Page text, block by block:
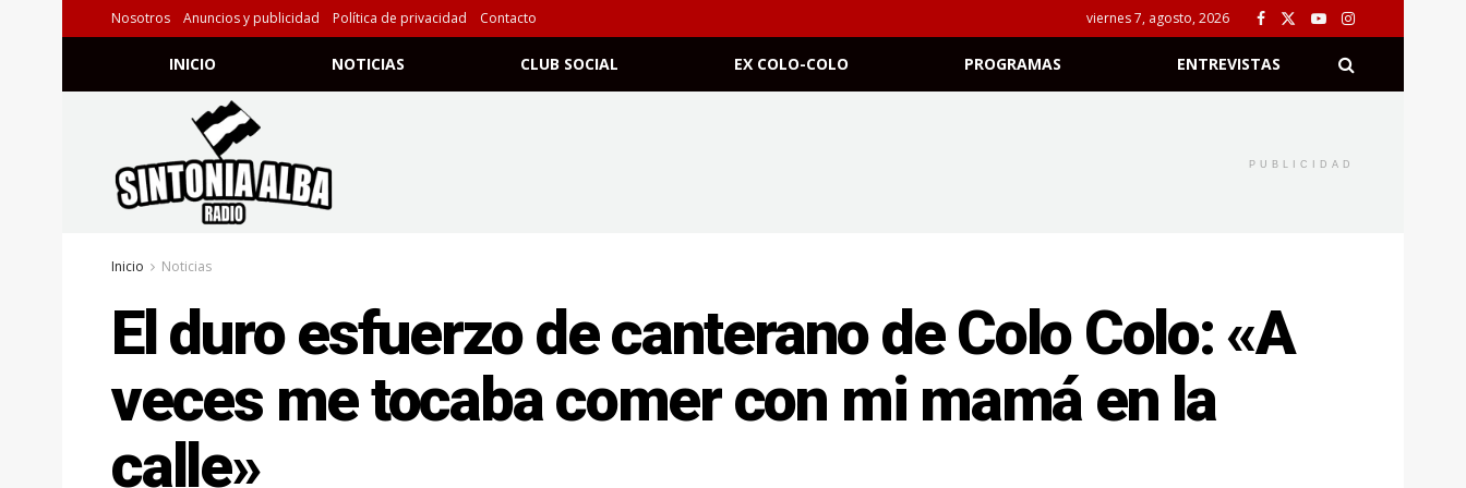
Nosotros Anuncios y publicidad Política de privacidad Contacto viernes 7, agosto, 2026
INICIO NOTICIAS CLUB SOCIAL EX COLO-COLO PROGRAMAS ENTREVISTAS
PUBLICIDAD
Inicio Noticias
El duro esfuerzo de canterano de Colo Colo: «A
veces me tocaba comer con mi mamá en la
calle»